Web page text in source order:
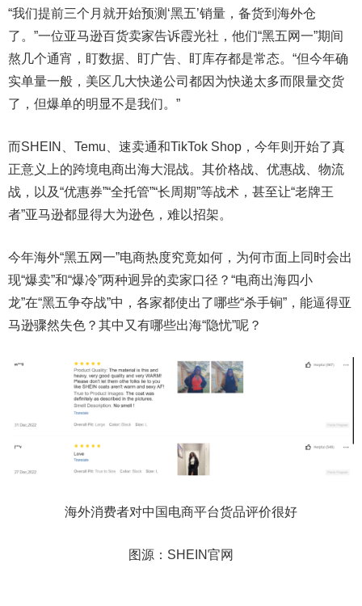
“我们提前三个月就开始预测‘黑五’销量，备货到海外仓
了。”一位亚马逊百货卖家告诉霞光社，他们“黑五网一”期间
熬几个通宵，盯数据、盯广告、盯库存都是常态。“但今年确
实单量一般，美区几大快递公司都因为快递太多而限量交货
了，但爆单的明显不是我们。”
而SHEIN、Temu、速卖通和TikTok Shop，今年则开始了真
正意义上的跨境电商出海大混战。其价格战、优惠战、物流
战，以及“优惠券”“全托管”“长周期”等战术，甚至让“老牌王
者”亚马逊都显得大为逊色，难以招架。
今年海外“黑五网一”电商热度究竟如何，为何市面上同时会出
现“爆卖”和“爆冷”两种迥异的卖家口径？“电商出海四小
龙”在“黑五争夺战”中，各家都使出了哪些“杀手锏”，能逼得亚
马逊骤然失色？其中又有哪些出海“隐忧”呢？
海外消费者对中国电商平台货品评价很好
图源：SHEIN官网